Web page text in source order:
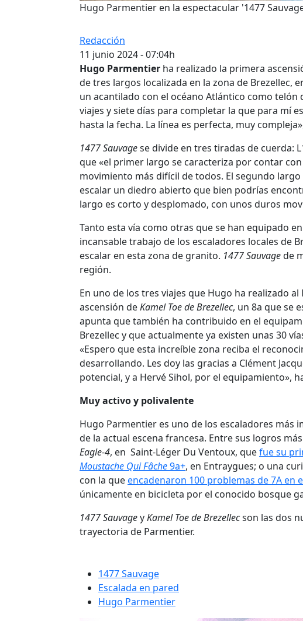
Hugo Parmentier en la espectacular '1477
Redacción
11 junio 2024 - 07:04h
Hugo Parmentier ha realizado la primera
de tres largos localizada en la zona de Brezellec,
un acantilado con el océano Atlántico como
viajes y siete días para completar la que para mí
hasta la fecha. La línea es perfecta, muy
1477 Sauvagese divide en tres tiradas de cuerda:
que «el primer largo se caracteriza por contar
movimiento más difícil de todos. El segundo
escalar un diedro abierto que bien podrías
largo es corto y desplomado, con unos duros
Tanto esta vía como otras que se han equipado
incansable trabajo de los escaladores locales de
escalar en esta zona de granito. 1477 Sauvagede
región.
En uno de los tres viajes que Hugo ha realizado
ascensión deKamel Toe de Brezellec, un 8a que se
apunta que también ha contribuido en el
Brezellec y que actualmente ya existen unas 30
«Espero que esta increíble zona reciba el
desarrollando. Les doy las gracias a Clément
potencial, y a Hervé Sihol, por el equipamiento»,
Muy activo y polivalente
Hugo Parmentier es uno de los escaladores más
de la actual escena francesa. Entre sus logros
Eagle-4, en Saint-Léger Du Ventoux, quefue su
Moustache Qui Fâche9a+, en Entraygues; o una
con la queencadenaron 100 problemas de 7A en
únicamente en bicicleta por el conocido bosque
1477 SauvageyKamel Toe de Brezellecson las dos
trayectoria de Parmentier.
1477 Sauvage
Escalada en pared
Hugo Parmentier